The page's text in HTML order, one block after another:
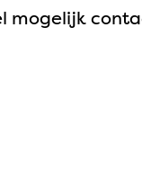
mogelijk